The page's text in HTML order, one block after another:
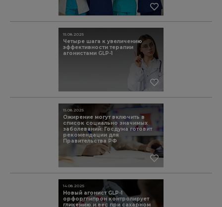
Четыре шага к увеличению
эффективности терапии
агонистами GLP-1
15.08.2025
Ожирение могут включить в
список социально значимых
заболеваний: Госдума готовит
рекомендации для
Правительства РФ
15.08.2025
Новый агонист GLP-1
орфорглипрон контролирует
гликемию и вес при сахарном
14.08.2025